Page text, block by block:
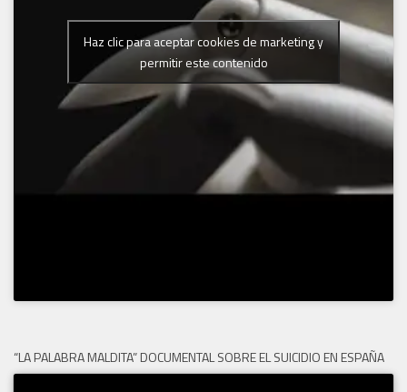
Haz clic para aceptar cookies de marketing y
permitir este contenido
“LA PALABRA MALDITA” DOCUMENTAL SOBRE EL SUICIDIO EN ESPAÑA